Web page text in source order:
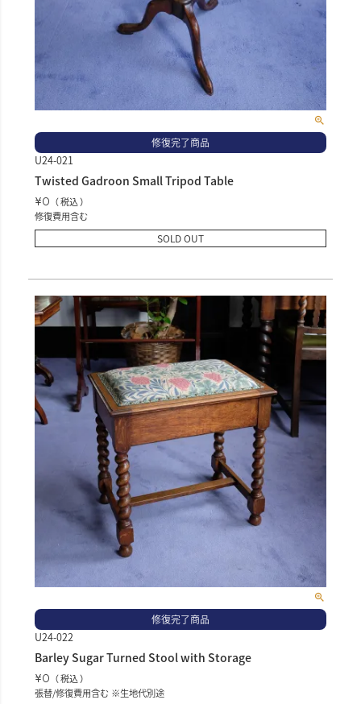
修復完了商品
U24-021
Twisted Gadroon Small Tripod Table
¥0
税込
修復費用含む
SOLD OUT
修復完了商品
U24-022
Barley Sugar Turned Stool with Storage
¥0
税込
張替/修復費用含む ※生地代別途